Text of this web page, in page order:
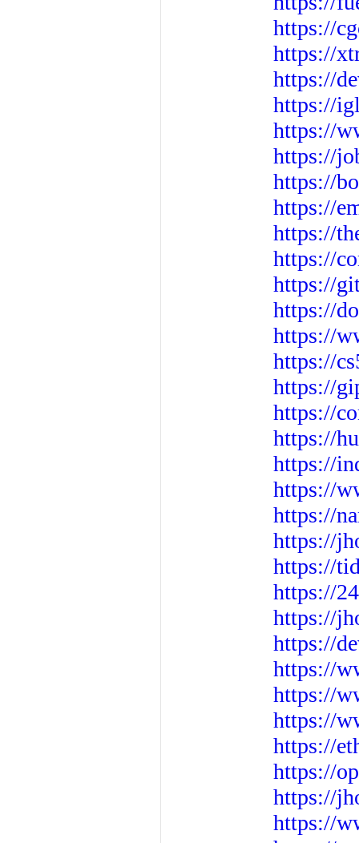
https://
https://
https://
https://
https://
https://
https://
https://
https://
https://
https://
https://
https://
https://
https://
https://
https://
https://
https://
https://
https://
https://
https://
https://
https://
https://
https://
https://
https://
https://
https://
https://